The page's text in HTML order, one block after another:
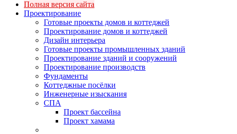
Полная версия сайта
Проектирование
Готовые проекты домов и коттеджей
Проектирование домов и коттеджей
Дизайн интерьера
Готовые проекты промышленных зданий
Проектирование зданий и сооружений
Проектирование производств
Фундаменты
Коттеджные посёлки
Инженерные изыскания
СПА
Проект бассейна
Проект хамама